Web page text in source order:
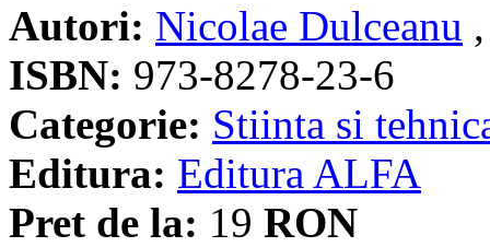
Autori: Nicolae Dulceanu
ISBN: 973-8278-23-6
Categorie: Stiinta si
Editura: Editura ALFA
Pret de la: 19 RON